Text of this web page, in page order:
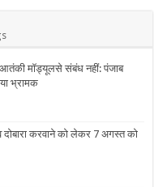
आतंकी मॉड्यूलसे संबंध नहीं: पंजाब
भ्रामक
करवाने को लेकर 7 अगस्त को